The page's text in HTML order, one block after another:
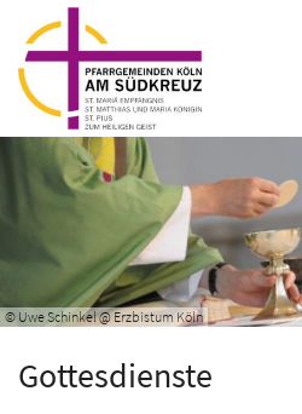
Zum Inhalt springen
© Uwe Schinkel @ Erzbistum Köln
Gottesdienste